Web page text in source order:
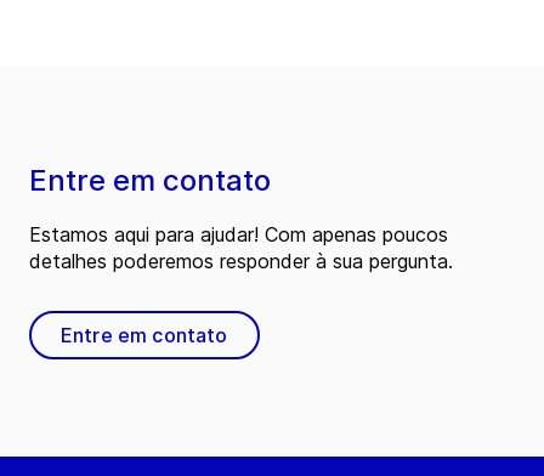
Entre em contato
Estamos aqui para ajudar! Com apenas poucos
detalhes poderemos responder à sua pergunta.
Entre em contato